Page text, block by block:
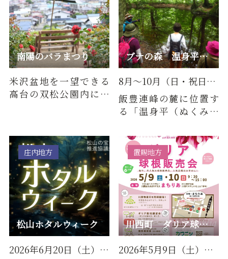
南陽のバラまつり
米沢盆地を一望できる
高台の双松公園内にあ
ブナの森 温身平（ぬくみだいら）ミニツアー（8月～10月の日…
8月～10月（日・祝日）実施
飯豊連峰の麓に位置す
る「温身平（ぬくみだ
と雪のイメージから
「白い森」…
松山ホタルウィーク
庄内地方
2026年6月20日（土）～2026年6…
川西町 ダリア球根直売会【2026】
置賜地方
2026年5月9日（土）～10日（日…